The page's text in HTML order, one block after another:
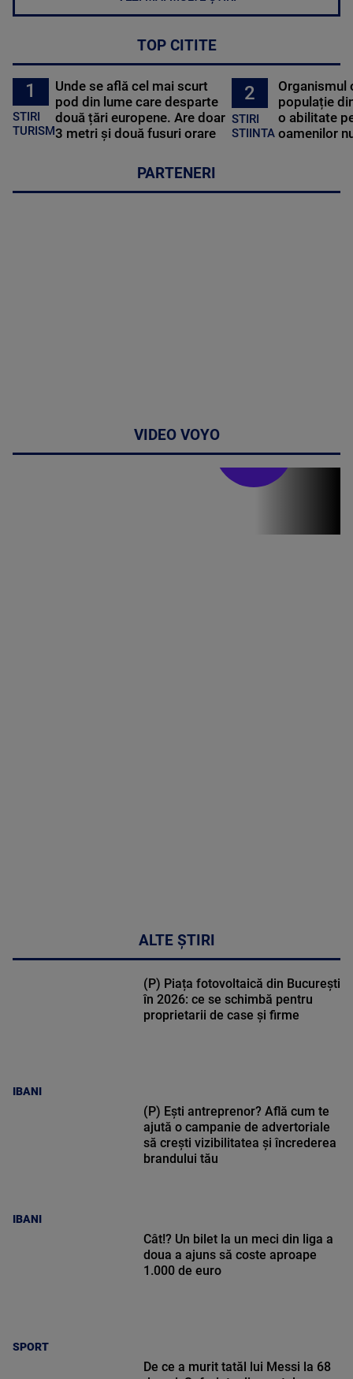
TOP CITITE
1
STIRI
TURISM
Unde se află cel mai scurt
pod din lume care desparte
două țări europene. Are doar
3 metri și două fusuri orare
2
STIRI
STIINTA
Organismul
populație
o abilitate
oamenilor
PARTENERI
VIDEO VOYO
ALTE ȘTIRI
IBANI
(P) Piața fotovoltaică din București
în 2026: ce se schimbă pentru
proprietarii de case și firme
IBANI
(P) Ești antreprenor? Află cum te
ajută o campanie de advertoriale
să crești vizibilitatea și încrederea
brandului tău
SPORT
Cât!? Un bilet la un meci din liga a
doua a ajuns să coste aproape
1.000 de euro
De ce a murit tatăl lui Messi la 68